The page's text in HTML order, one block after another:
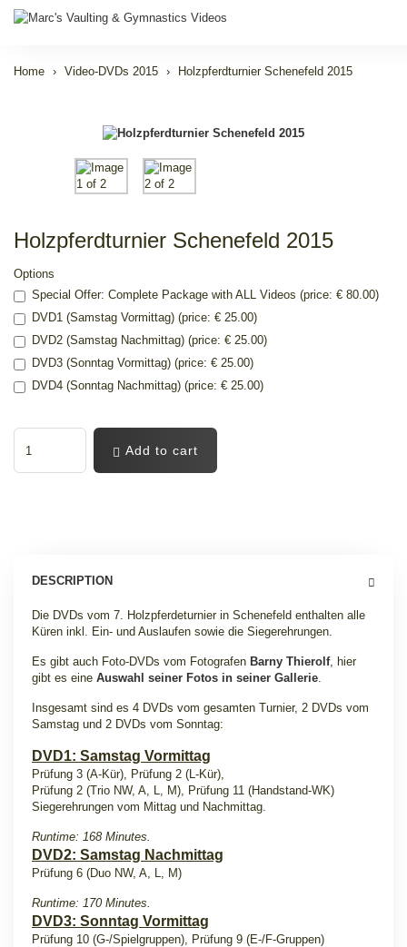
Home Video-DVDs 2015 Holzpferdturnier Schenefeld 2015
Holzpferdturnier Schenefeld 2015
Options
Special Offer: Complete Package with ALL Videos (price: € 80.00)
DVD1 (Samstag Vormittag) (price: € 25.00)
DVD2 (Samstag Nachmittag) (price: € 25.00)
DVD3 (Sonntag Vormittag) (price: € 25.00)
DVD4 (Sonntag Nachmittag) (price: € 25.00)
Add to cart
DESCRIPTION
Die DVDs vom 7. Holzpferdeturnier in Schenefeld enthalten alle
Küren inkl. Ein- und Auslaufen sowie die Siegerehrungen.
Es gibt auch Foto-DVDs vom Fotografen Barny Thierolf, hier
gibt es eine Auswahl seiner Fotos in seiner Gallerie.
Insgesamt sind es 4 DVDs vom gesamten Turnier, 2 DVDs vom
Samstag und 2 DVDs vom Sonntag:
DVD1: Samstag Vormittag
Prüfung 3 (A-Kür), Prüfung 2 (L-Kür),
Prüfung 2 (Trio NW, A, L, M), Prüfung 11 (Handstand-WK)
Siegerehrungen vom Mittag und Nachmittag.
Runtime: 168 Minutes.
DVD2: Samstag Nachmittag
Prüfung 6 (Duo NW, A, L, M)
Runtime: 170 Minutes.
DVD3: Sonntag Vormittag
Prüfung 10 (G-/Spielgruppen), Prüfung 9 (E-/F-Gruppen)